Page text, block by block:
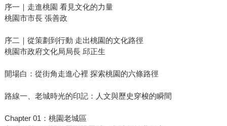
序一｜走進桃園 看見文化的力量
桃園市市長 張善政
序二｜從策劃到行動 走出桃園的文化路徑
桃園市政府文化局局長 邱正生
開場白：從街角走進心裡 探索桃園的六條路徑
路線一、老城時光的印記：人文與歷史穿梭的瞬間
Chapter 01：桃園老城區